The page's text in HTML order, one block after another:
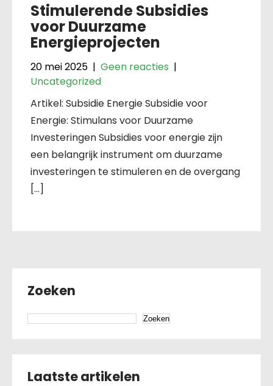
Stimulerende Subsidies
voor Duurzame
Energieprojecten
20 mei 2025 | Geen reacties |
Uncategorized
Artikel: Subsidie Energie Subsidie voor
Energie: Stimulans voor Duurzame
Investeringen Subsidies voor energie zijn
een belangrijk instrument om duurzame
investeringen te stimuleren en de overgang
[…]
Zoeken
Zoeken
Laatste artikelen